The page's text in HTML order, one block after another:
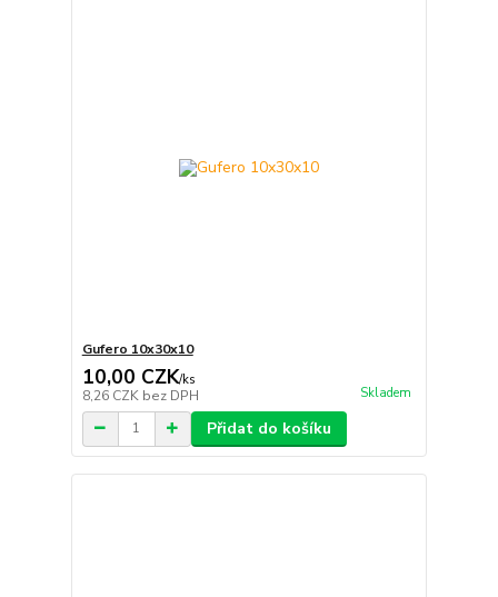
Gufero 10x30x10
10,00 CZK/ks
8,26 CZK bez DPH Skladem
Přidat do košíku